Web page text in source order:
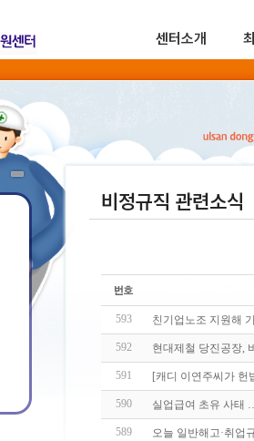
센터소개
비정규직 관련소식
593 친기업노조 지원해
592 현대제철 당진공장,
591 [캐디 이연주씨가
590 실업급여 초유 사태
589 오늘 일반해고·취업